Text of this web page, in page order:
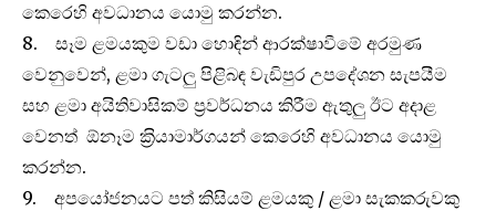
කෙරෙහි අවධානය යොමු කරන්න.
8. සෑම ළමයකුම වඩා හොඳින් ආරක්ෂාවීමේ අරමුණ
වෙනුවෙන්, ළමා ගැටලු පිළිබඳ වැඩිපුර උපදේශන සැපයීම
සහ ළමා අයිතිවාසිකම් ප‍්‍රවර්ධනය කිරීම ඇතුලු ඊට අදාළ
වෙනත් ඕනෑම ක‍්‍රියාමාර්ගයන් කෙරෙහි අවධානය යොමු
කරන්න.
9. අපයෝජනයට පත් කිසියම් ළමයකු / ළමා සැකකරුවකු